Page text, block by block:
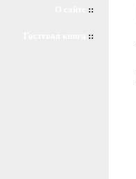
::
::